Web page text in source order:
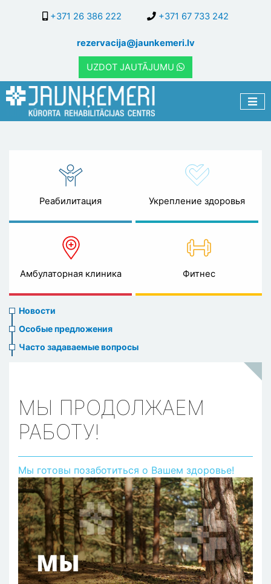
основному
содержанию
+371 26 386 222 +371 67 733 242
rezervacija@jaunkemeri.lv
UZDOT JAUTĀJUMU
Реабилитация Укрепление здоровья
Амбулаторная клиника Фитнес
News
menu
Новости
Особые предложения
Часто задаваемые вопросы
МЫ ПРОДОЛЖАЕМ
РАБОТУ!
Мы готовы позаботиться о Вашем здоровье!